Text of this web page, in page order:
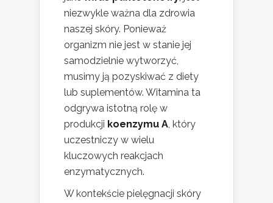
niezwykle ważna dla zdrowia
naszej skóry. Ponieważ
organizm nie jest w stanie jej
samodzielnie wytworzyć,
musimy ją pozyskiwać z diety
lub suplementów. Witamina ta
odgrywa istotną rolę w
produkcji koenzymu A, który
uczestniczy w wielu
kluczowych reakcjach
enzymatycznych.
W kontekście pielęgnacji skóry